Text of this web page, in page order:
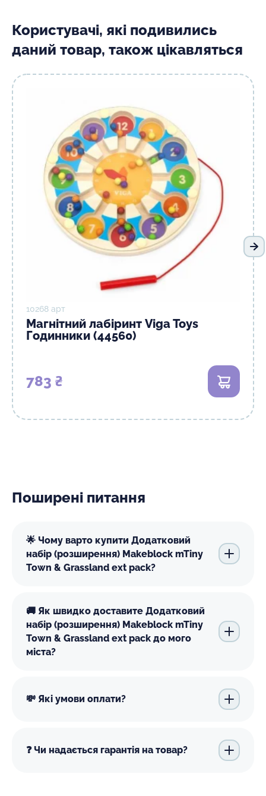
Користувачі, які подивились
даний товар, також цікавляться
10268 арт
Магнітний лабіринт Viga Toys
Годинники (44560)
783 ₴ В кошик
Поширені питання
🌟 Чому варто купити Додатковий
набір (розширення) Makeblock mTiny
Town & Grassland ext pack?
🚚 Як швидко доставите Додатковий
набір (розширення) Makeblock mTiny
Town & Grassland ext pack до мого
міста?
💸 Які умови оплати?
❓ Чи надається гарантія на товар?